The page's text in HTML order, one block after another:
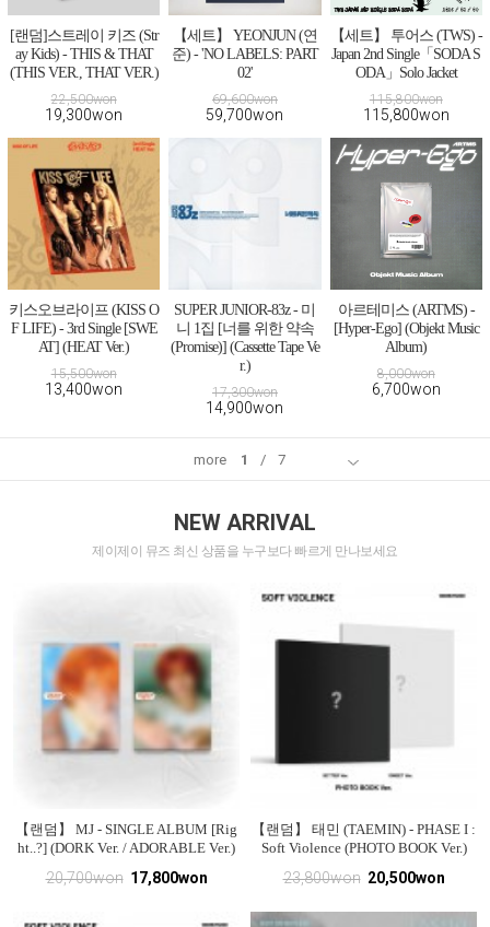
[랜덤]스트레이 키즈 (Str
ay Kids) - THIS & THAT
(THIS VER., THAT VER.)
22,500won
19,300won
【세트】 YEONJUN (연
준) - 'NO LABELS: PART
02'
69,600won
59,700won
【세트】 투어스 (TWS) -
Japan 2nd Single「SODA S
ODA」Solo Jacket
115,800won
115,800won
키스오브라이프 (KISS O
F LIFE) - 3rd Single [SWE
AT] (HEAT Ver.)
15,500won
13,400won
SUPER JUNIOR-83z - 미
니 1집 [너를 위한 약속
(Promise)] (Cassette Tape Ve
r.)
17,300won
14,900won
아르테미스 (ARTMS) -
[Hyper-Ego] (Objekt Music
Album)
8,000won
6,700won
more 1 / 7
NEW ARRIVAL
제이제이 뮤즈 최신 상품을 누구보다 빠르게 만나보세요
【랜덤】 MJ - SINGLE ALBUM [Rig
ht..?] (DORK Ver. / ADORABLE Ver.)
20,700won 17,800won
【랜덤】 태민 (TAEMIN) - PHASE I :
Soft Violence (PHOTO BOOK Ver.)
23,800won 20,500won